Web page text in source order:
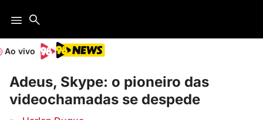
Ao vivo
Adeus, Skype: o pioneiro das
videochamadas se despede